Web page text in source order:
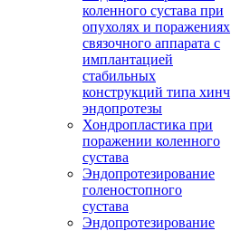
коленного сустава при
опухолях и поражениях
связочного аппарата с
имплантацией
стабильных
конструкций типа хинч
эндопротезы
Хондропластика при
поражении коленного
сустава
Эндопротезирование
голеностопного
сустава
Эндопротезирование